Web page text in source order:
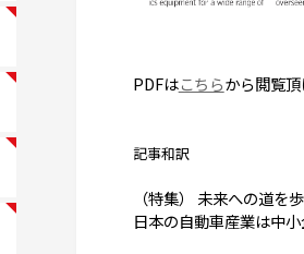
PDFはこちらから閲覧頂
記事和訳
（特集） 未来への道を
日本の自動車産業は中